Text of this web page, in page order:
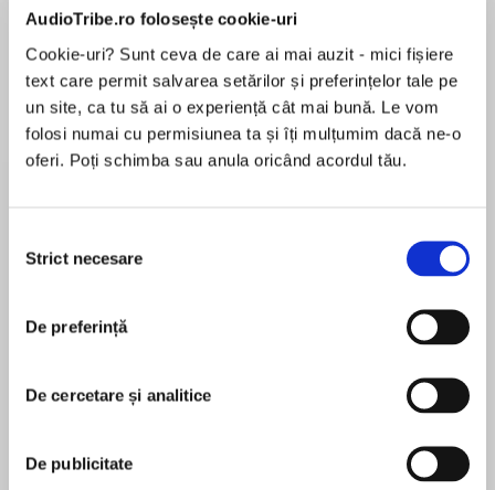
AudioTribe.ro folosește cookie-uri
Cookie-uri? Sunt ceva de care ai mai auzit - mici fișiere
text care permit salvarea setărilor și preferințelor tale pe
un site, ca tu să ai o experiență cât mai bună. Le vom
folosi numai cu permisiunea ta și îți mulțumim dacă ne-o
oferi. Poți schimba sau anula oricând acordul tău.
consimțământului
Strict necesare
De preferință
De cercetare și analitice
De publicitate
Elita de Argint (Elita
Diavolul se îmbracă de
Migdală
Sigma
Six Sigma is the most common—and perhaps
least understood—methodology for streamlining
management, and almost any other business
activity. For business leaders seeking increased
efficiency and customer service, Six Sigma is
the key.
În acest moment nu există recenzii
Bruce Williams